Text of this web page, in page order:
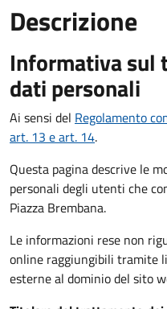
Descrizione
Informativa sul
dati personali
Ai sensi del Regolamento
art. 13 e art. 14.
Questa pagina descrive le
personali degli utenti che
Piazza Brembana.
Le informazioni rese non
online raggiungibili tramite
esterne al dominio del sito